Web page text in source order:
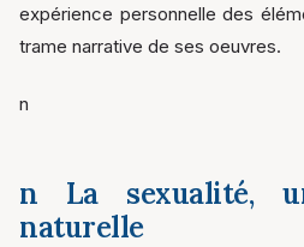
expérience personnelle des
trame narrative de ses oeuvres.
n
n La sexualité,
naturelle